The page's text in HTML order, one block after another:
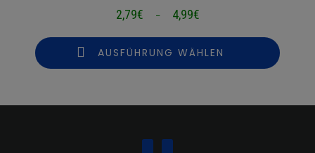
2,79€ – 4,99€
bis
AUSFÜHRUNG WÄHLEN